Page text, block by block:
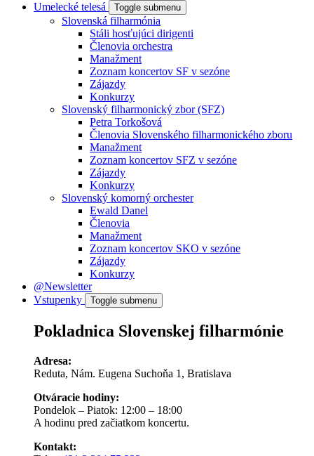
Umelecké telesá
Toggle submenu
Slovenská filharmónia
Stáli hosťujúci dirigenti
Členovia orchestra
Manažment
Zoznam koncertov SF v sezóne
Zájazdy
Konkurzy
Slovenský filharmonický zbor (SFZ)
Petra Torkošová
Členovia Slovenského filharmonického zboru
Manažment
Zoznam koncertov SFZ v sezóne
Zájazdy
Konkurzy
Slovenský komorný orchester
Ewald Danel
Členovia
Manažment
Zoznam koncertov SKO v sezóne
Zájazdy
Konkurzy
@Newsletter
Vstupenky
Toggle submenu
Pokladnica Slovenskej filharmónie
Adresa:
Reduta, Nám. Eugena Suchoňa 1, Bratislava
Otváracie hodiny:
Pondelok – Piatok: 12:00 – 18:00
A hodinu pred začiatkom koncertu.
Kontakt: